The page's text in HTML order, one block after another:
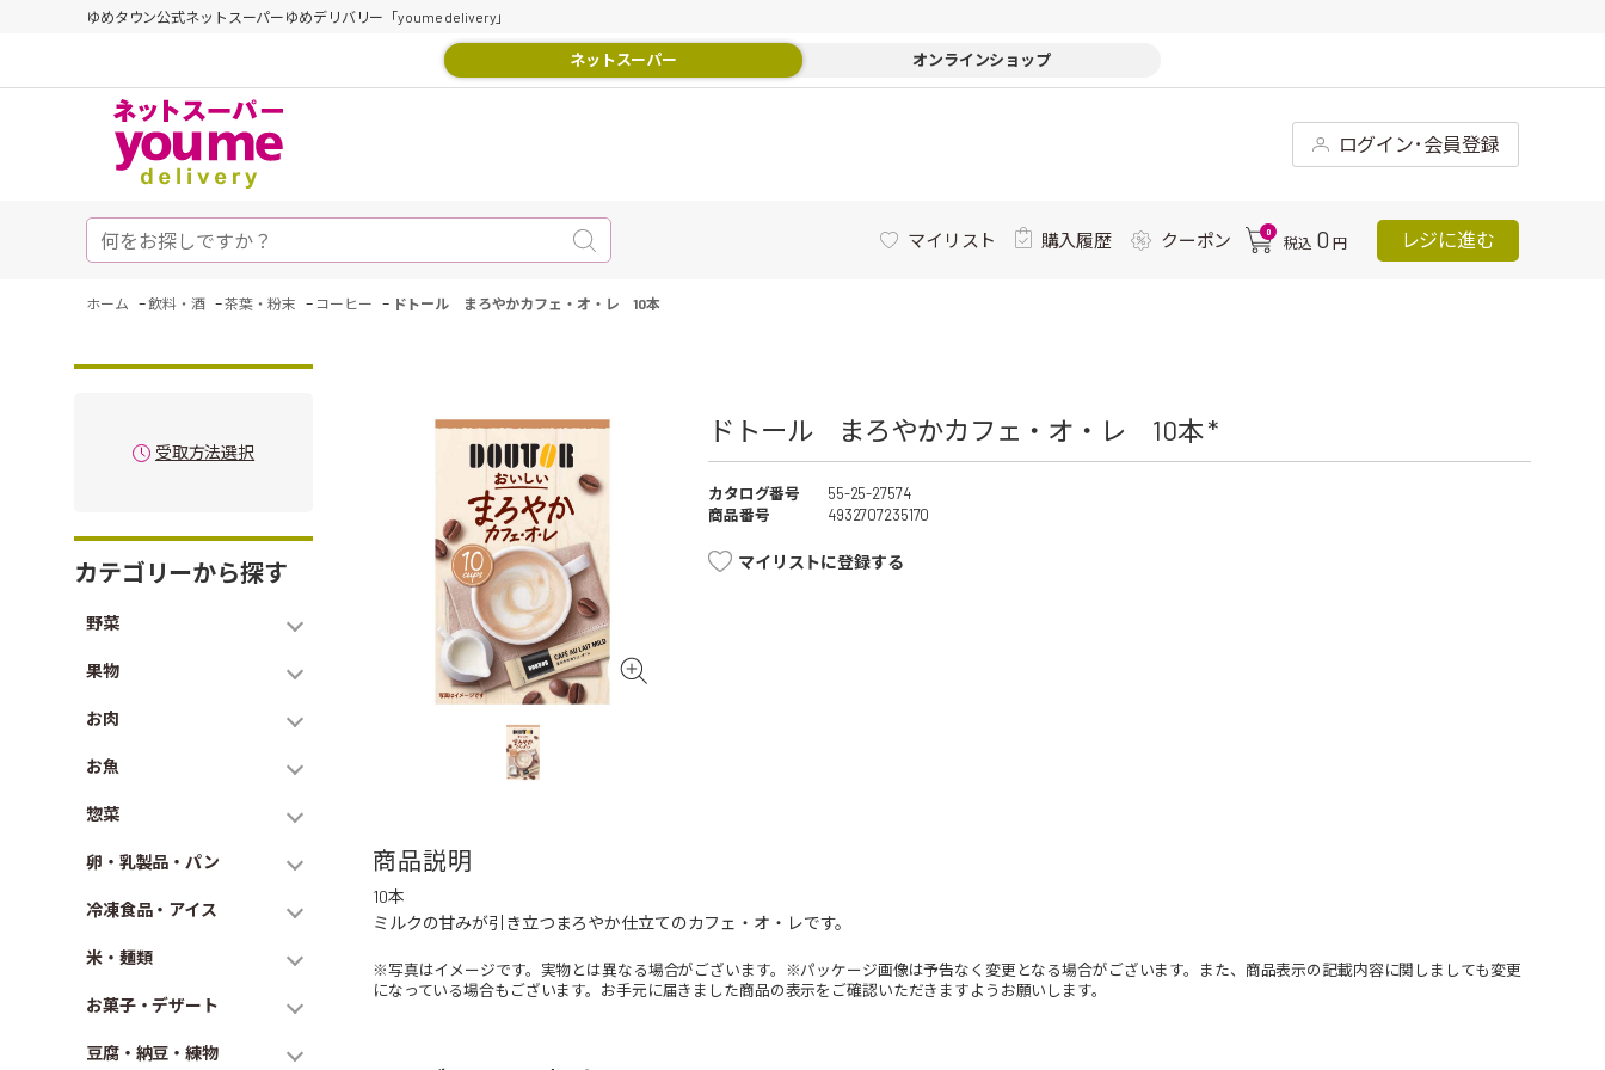
ゆめタウン公式ネットスーパーゆめデリバリー「youme delivery」
ネットスーパー オンラインショップ
ログイン･会員登録
マイリスト 購入履歴 クーポン 0
税込 0 円 レジに進む
ホーム -飲料・酒 -茶葉・粉末 - コーヒー - ドトール まろやかカフェ・オ・レ 10本
受取方法選択
カテゴリーから探す
野菜
果物
お肉
お魚
惣菜
卵・乳製品・パン
冷凍食品・アイス
米・麺類
お菓子・デザート
豆腐・納豆・練物
ドトール まろやかカフェ・オ・レ 10本 *
カタログ番号
55-25-27574
商品番号
4932707235170
マイリストに登録する
商品説明
10本
ミルクの甘みが引き立つまろやか仕立てのカフェ・オ・レです。
※写真はイメージです。実物とは異なる場合がございます。※パッケージ画像は予告なく変更となる場合がございます。また、商品表示の記載内容に関しましても変更
になっている場合もございます。お手元に届きました商品の表示をご確認いただきますようお願いします。